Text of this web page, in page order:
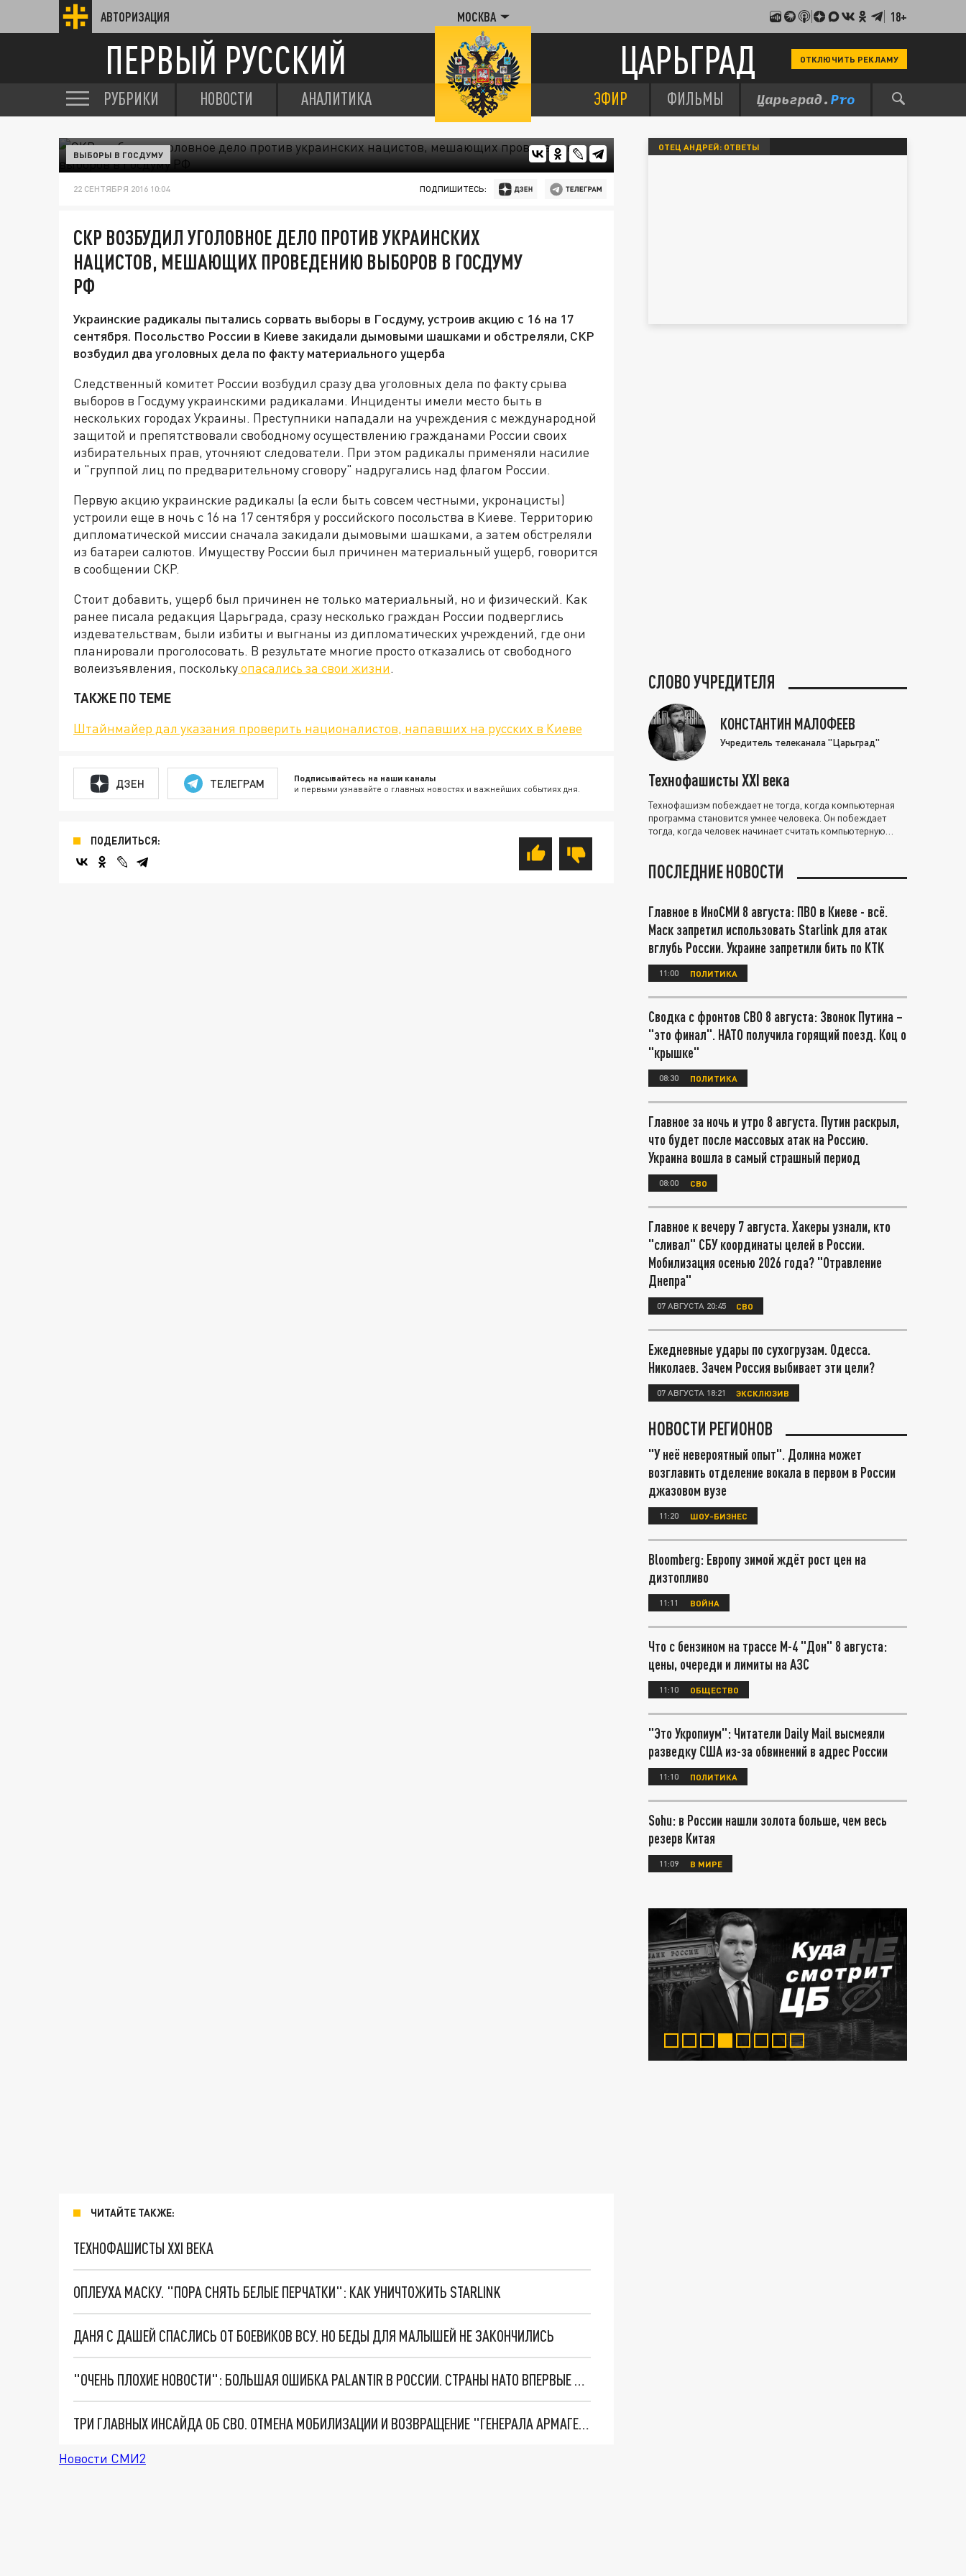
АВТОРИЗАЦИЯ МОСКВА 18+
ПЕРВЫЙ РУССКИЙ ЦАРЬГРАД ОТКЛЮЧИТЬ РЕКЛАМУ
РУБРИКИ НОВОСТИ АНАЛИТИКА ЭФИР ФИЛЬМЫ
ВЫБОРЫ В ГОСДУМУ
22 СЕНТЯБРЯ 2016 10:04 ПОДПИШИТЕСЬ:
СКР ВОЗБУДИЛ УГОЛОВНОЕ ДЕЛО ПРОТИВ УКРАИНСКИХ
НАЦИСТОВ, МЕШАЮЩИХ ПРОВЕДЕНИЮ ВЫБОРОВ В ГОСДУМУ
РФ
Украинские радикалы пытались сорвать выборы в Госдуму, устроив акцию с 16 на 17
сентября. Посольство России в Киеве закидали дымовыми шашками и обстреляли, СКР
возбудил два уголовных дела по факту материального ущерба
Следственный комитет России возбудил сразу два уголовных дела по факту срыва
выборов в Госдуму украинскими радикалами. Инциденты имели место быть в
нескольких городах Украины. Преступники нападали на учреждения с международной
защитой и препятствовали свободному осуществлению гражданами России своих
избирательных прав, уточняют следователи. При этом радикалы применяли насилие
и "группой лиц по предварительному сговору" надругались над флагом России.
Первую акцию украинские радикалы (а если быть совсем честными, укронацисты)
устроили еще в ночь с 16 на 17 сентября у российского посольства в Киеве. Территорию
дипломатической миссии сначала закидали дымовыми шашками, а затем обстреляли
из батареи салютов. Имуществу России был причинен материальный ущерб, говорится
в сообщении СКР.
Стоит добавить, ущерб был причинен не только материальный, но и физический. Как
ранее писала редакция Царьграда, сразу несколько граждан России подверглись
издевательствам, были избиты и выгнаны из дипломатических учреждений, где они
планировали проголосовать. В результате многие просто отказались от свободного
волеизъявления, посколькуопасались за свои жизни.
ТАКЖЕ ПО ТЕМЕ
Штайнмайер дал указания проверить националистов, напавших на русских в Киеве
ДЗЕН ТЕЛЕГРАМ Подписывайтесь на наши каналы
и первыми узнавайте о главных новостях и важнейших событиях дня.
ПОДЕЛИТЬСЯ:
ЧИТАЙТЕ ТАКЖЕ:
ТЕХНОФАШИСТЫ XXI ВЕКА
ОПЛЕУХА МАСКУ. "ПОРА СНЯТЬ БЕЛЫЕ ПЕРЧАТКИ": КАК УНИЧТОЖИТЬ STARLINK
ДАНЯ С ДАШЕЙ СПАСЛИСЬ ОТ БОЕВИКОВ ВСУ. НО БЕДЫ ДЛЯ МАЛЫШЕЙ НЕ ЗАКОНЧИЛИСЬ
"ОЧЕНЬ ПЛОХИЕ НОВОСТИ": БОЛЬШАЯ ОШИБКА PALANTIR В РОССИИ. СТРАНЫ НАТО ВПЕРВЫЕ ЗА СВО ОСТАНОВИЛИ ПОСТАВКИ ОРУЖИЯ. ВСУ ТЕРЯЮТ ПРИГРАНИЧЬЕ?
ТРИ ГЛАВНЫХ ИНСАЙДА ОБ СВО. ОТМЕНА МОБИЛИЗАЦИИ И ВОЗВРАЩЕНИЕ "ГЕНЕРАЛА АРМАГЕДДОНА"? ОТЛИЧНЫЕ НОВОСТИ, КОТОРЫЕ ЖДАЛИ ВСЕ
Новости СМИ2
ОТЕЦ АНДРЕЙ: ОТВЕТЫ
СЛОВО УЧРЕДИТЕЛЯ
КОНСТАНТИН МАЛОФЕЕВ
Учредитель телеканала "Царьград"
Технофашисты XXI века
Технофашизм побеждает не тогда, когда компьютерная
программа становится умнее человека. Он побеждает
тогда, когда человек начинает считать компьютерную
ПОСЛЕДНИЕ НОВОСТИ
Главное в ИноСМИ 8 августа: ПВО в Киеве - всё.
Маск запретил использовать Starlink для атак
вглубь России. Украине запретили бить по КТК
11:00 ПОЛИТИКА
Сводка с фронтов СВО 8 августа: Звонок Путина –
"это финал". НАТО получила горящий поезд. Коц о
"крышке"
08:30 ПОЛИТИКА
Главное за ночь и утро 8 августа. Путин раскрыл,
что будет после массовых атак на Россию.
Украина вошла в самый страшный период
08:00 СВО
Главное к вечеру 7 августа. Хакеры узнали, кто
"сливал" СБУ координаты целей в России.
Мобилизация осенью 2026 года? "Отравление
Днепра"
07 АВГУСТА 20:45 СВО
Ежедневные удары по сухогрузам. Одесса.
Николаев. Зачем Россия выбивает эти цели?
07 АВГУСТА 18:21 ЭКСКЛЮЗИВ
НОВОСТИ РЕГИОНОВ
"У неё невероятный опыт". Долина может
возглавить отделение вокала в первом в России
джазовом вузе
11:20 ШОУ-БИЗНЕС
Bloomberg: Европу зимой ждёт рост цен на
дизтопливо
11:11 ВОЙНА
Что с бензином на трассе М-4 "Дон" 8 августа:
цены, очереди и лимиты на АЗС
11:10 ОБЩЕСТВО
"Это Укропиум": Читатели Daily Mail высмеяли
разведку США из-за обвинений в адрес России
11:10 ПОЛИТИКА
Sohu: в России нашли золота больше, чем весь
резерв Китая
11:09 В МИРЕ